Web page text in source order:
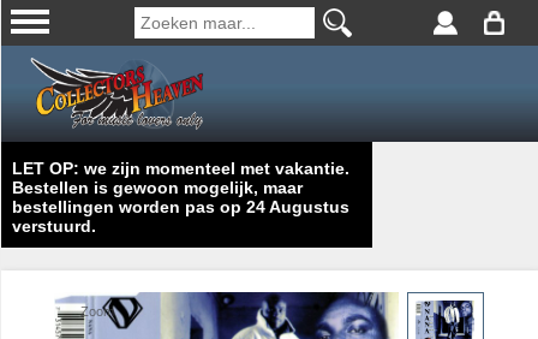
LET OP: we zijn momenteel met vakantie.
Bestellen is gewoon mogelijk, maar
bestellingen worden pas op 24 Augustus
verstuurd.
Zoom